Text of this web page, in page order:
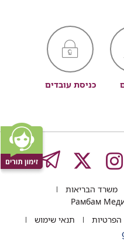
כניסת עובדים
לעמוד
לעמוד
של
משרד הבריאות
Рамбам
הפרטיות תנאי שימוש